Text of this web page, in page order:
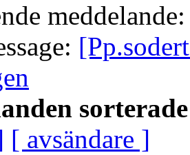
[ avsändare ]